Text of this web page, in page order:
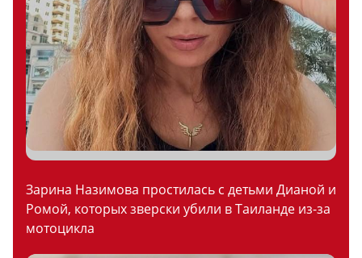
Зарина Назимова простилась с детьми Дианой и
Ромой, которых зверски убили в Таиланде из-за
мотоцикла